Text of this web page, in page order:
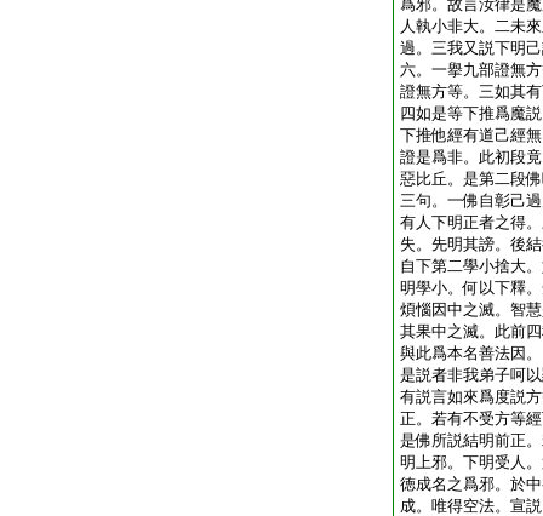
爲邪。故言汝律是
人執小非大。二未
過。三我又説下明
六。一擧九部證無
證無方等。三如其
四如是等下推爲魔
下推他經有道己經
證是爲非。此初段
惡比丘。是第二段
三句。一佛自彰己
有人下明正者之得
失。先明其謗。後
自下第二學小捨大
明學小。何以下釋
煩惱因中之滅。智
其果中之滅。此前
與此爲本名善法因
是説者非我弟子呵
有説言如來爲度説
正。若有不受方等
是佛所説結明前正
明上邪。下明受人
徳成名之爲邪。於
成。唯得空法。宣